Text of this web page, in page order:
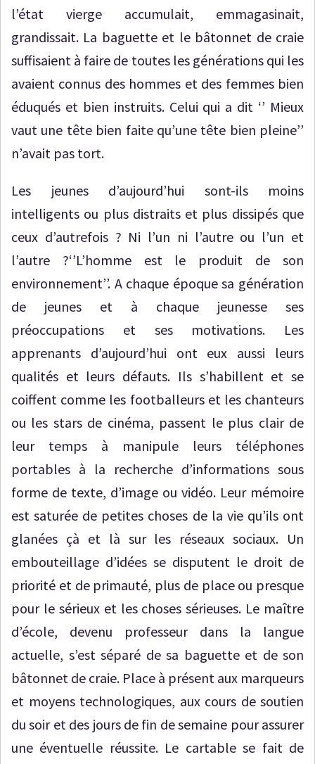
l’état vierge accumulait, emmagasinait,
grandissait. La baguette et le bâtonnet de craie
suffisaient à faire de toutes les générations qui les
avaient connus des hommes et des femmes bien
éduqués et bien instruits. Celui qui a dit ‘’ Mieux
vaut une tête bien faite qu’une tête bien pleine’’
n’avait pas tort.
Les jeunes d’aujourd’hui sont-ils moins
intelligents ou plus distraits et plus dissipés que
ceux d’autrefois ? Ni l’un ni l’autre ou l’un et
l’autre ?‘’L’homme est le produit de son
environnement’’. A chaque époque sa génération
de jeunes et à chaque jeunesse ses
préoccupations et ses motivations. Les
apprenants d’aujourd’hui ont eux aussi leurs
qualités et leurs défauts. Ils s’habillent et se
coiffent comme les footballeurs et les chanteurs
ou les stars de cinéma, passent le plus clair de
leur temps à manipule leurs téléphones
portables à la recherche d’informations sous
forme de texte, d’image ou vidéo. Leur mémoire
est saturée de petites choses de la vie qu’ils ont
glanées çà et là sur les réseaux sociaux. Un
embouteillage d’idées se disputent le droit de
priorité et de primauté, plus de place ou presque
pour le sérieux et les choses sérieuses. Le maître
d’école, devenu professeur dans la langue
actuelle, s’est séparé de sa baguette et de son
bâtonnet de craie. Place à présent aux marqueurs
et moyens technologiques, aux cours de soutien
du soir et des jours de fin de semaine pour assurer
une éventuelle réussite. Le cartable se fait de